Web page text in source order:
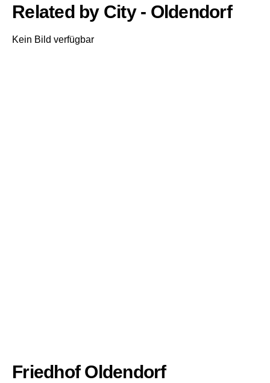
Related by City - Oldendorf
Kein Bild verfügbar
Friedhof Oldendorf